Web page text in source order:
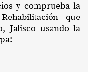
y comprueba la
que
Jalisco usando la